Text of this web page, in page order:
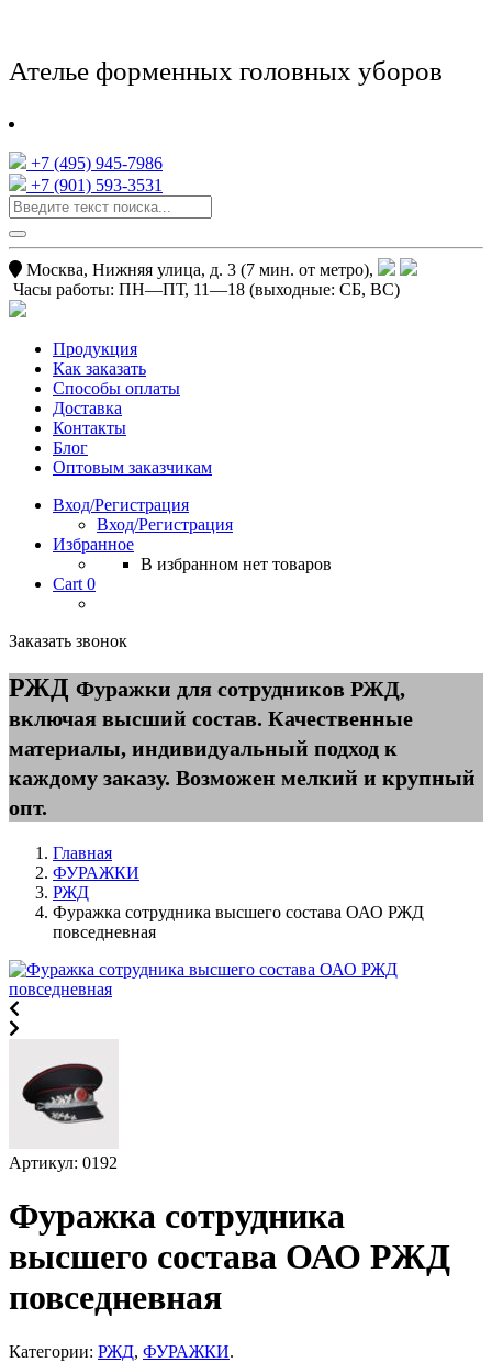
Ателье форменных головных уборов
+7 (495) 945-7986
+7 (901) 593-3531
Москва, Нижняя улица, д. 3 (7 мин. от метро),
Часы работы: ПН—ПТ, 11—18 (выходные: СБ, ВС)
Продукция
Как заказать
Способы оплаты
Доставка
Контакты
Блог
Оптовым заказчикам
Вход/Регистрация
Вход/Регистрация
Избранное
В избранном нет товаров
Cart 0
Заказать звонок
РЖД Фуражки для сотрудников РЖД,
включая высший состав. Качественные
материалы, индивидуальный подход к
каждому заказу. Возможен мелкий и крупный
опт.
Главная
ФУРАЖКИ
РЖД
Фуражка сотрудника высшего состава ОАО РЖД
повседневная
Артикул: 0192
Фуражка сотрудника
высшего состава ОАО РЖД
повседневная
Категории: РЖД, ФУРАЖКИ.